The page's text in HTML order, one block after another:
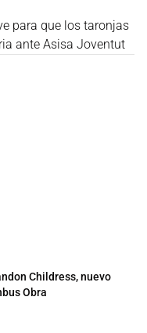
para que los taronjas
ante Asisa Joventut
Childress, nuevo
Obra